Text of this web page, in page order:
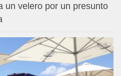
un velero por un presunto